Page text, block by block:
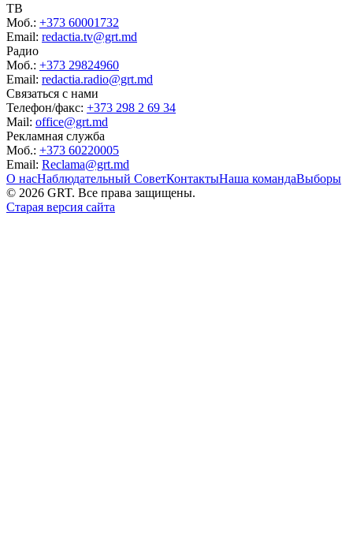
ТВ
Моб.: +373 60001732
Email: redactia.tv@grt.md
Радио
Моб.: +373 29824960
Email: redactia.radio@grt.md
Связаться с нами
Телефон/факс: +373 298 2 69 34
Mail: office@grt.md
Рекламная служба
Моб.: +373 60220005
Email: Reclama@grt.md
О насНаблюдательный СоветКонтактыНаша командаВыборы
© 2026 GRT. Все права защищены.
Старая версия сайта